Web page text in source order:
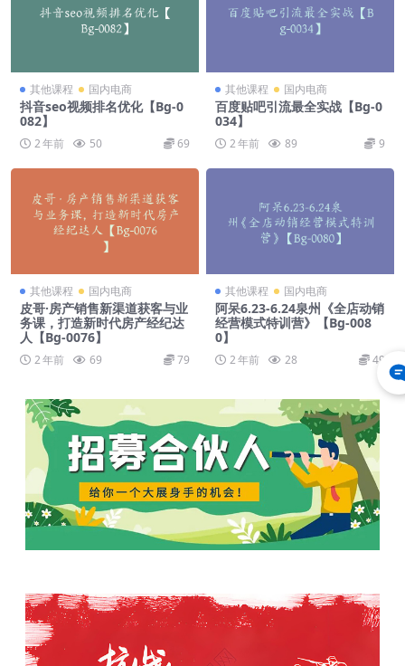
其他课程 国内电商
抖音seo视频排名优化【Bg-0
082】
2 年前 50 69
其他课程 国内电商
百度贴吧引流最全实战【Bg-0
034】
2 年前 89 9
其他课程 国内电商
皮哥·房产销售新渠道获客与业
务课，打造新时代房产经纪达
人【Bg-0076】
2 年前 69 79
其他课程 国内电商
阿呆6.23-6.24泉州《全店动销
经营模式特训营》【Bg-008
0】
2 年前 28 49